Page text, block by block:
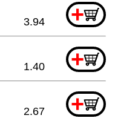
+
3.94
+
1.40
+
2.67